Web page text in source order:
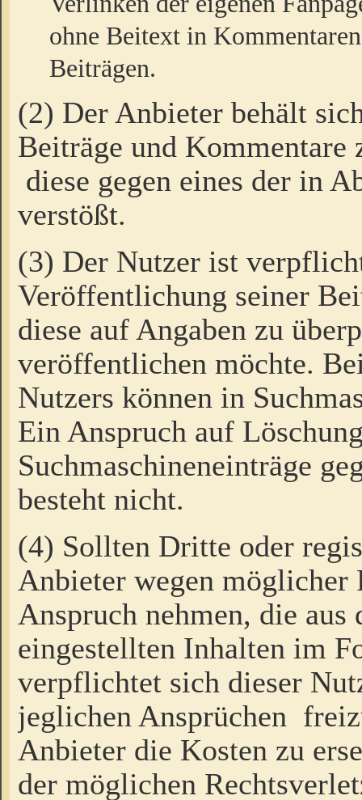
ohne Beitext in
Beiträgen.
(2) Der Anbieter behält
Beiträge und Kommentare
diese gegen eines der in
verstößt.
(3) Der Nutzer ist
Veröffentlichung seiner
diese auf Angaben zu
veröffentlichen möchte.
Nutzers können in
Ein Anspruch auf
Suchmaschineneinträge
besteht nicht.
(4) Sollten Dritte oder
Anbieter wegen möglicher
Anspruch nehmen, die
eingestellten Inhalten im
verpflichtet sich dieser
jeglichen Ansprüchen
Anbieter die Kosten zu
der möglichen